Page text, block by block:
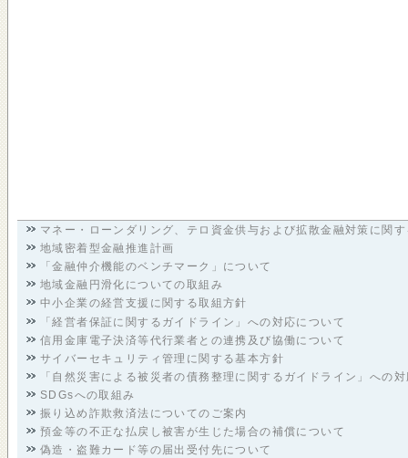
マネー・ローンダリング、テロ資金供与および拡散金融対策に関
地域密着型金融推進計画
「金融仲介機能のベンチマーク」について
地域金融円滑化についての取組み
中小企業の経営支援に関する取組方針
「経営者保証に関するガイドライン」への対応について
信用金庫電子決済等代行業者との連携及び協働について
サイバーセキュリティ管理に関する基本方針
「自然災害による被災者の債務整理に関するガイドライン」への
SDGsへの取組み
振り込め詐欺救済法についてのご案内
預金等の不正な払戻し被害が生じた場合の補償について
偽造・盗難カード等の届出受付先について